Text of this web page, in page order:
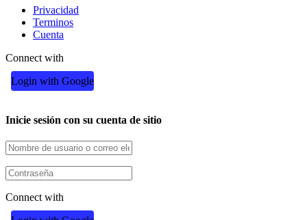
Privacidad
Terminos
Cuenta
Connect with
Login with Google
Inicie sesión con su cuenta de sitio
Connect with